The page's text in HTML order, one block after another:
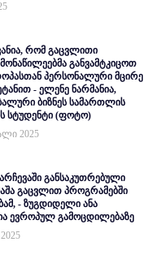
რომ გაცვლითი
განვამტკიცოთ
პერსონალური მცირე
- ელენე ნარმანია,
ბიზნეს სამართლის
სტუდენტი (ფოტო)
2025
განსაკუთრებული
გაცვლით პროგრამებში
- ზუგდიდელი ანა
ევროპულ გამოცდილებაზე